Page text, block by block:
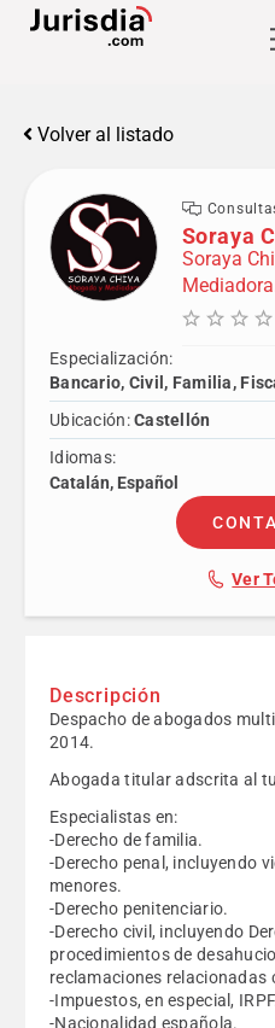
Volver al listado
Soraya
Soraya
Especialización:
Bancario, Civil, Familia,
Ubicación:Castellón
Idiomas:
Catalán, Español
Ver
Descripción
Despacho de abogados
2014.
Abogada titular adscrita al
Especialistas en:
-Derecho de familia.
-Derecho penal, incluyendo
menores.
-Derecho penitenciario.
-Derecho civil, incluyendo
procedimientos de
reclamaciones relacionadas
-Impuestos, en especial,
-Nacionalidad española.